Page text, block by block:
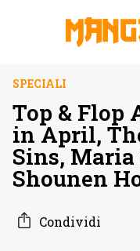
SPECIALI
Top & Flop
in April,
Sins,
Shounen
Condividi